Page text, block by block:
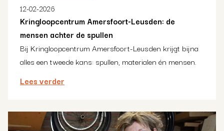
12-02-2026
Kringloopcentrum Amersfoort-Leusden: de
mensen achter de spullen
Bij Kringloopcentrum Amersfoort-Leusden krijgt bijna
alles een tweede kans: spullen, materialen én mensen.
Lees verder